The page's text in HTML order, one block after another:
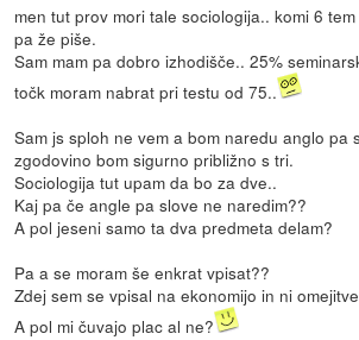
men tut prov mori tale sociologija.. komi 6
pa že piše.
Sam mam pa dobro izhodišče.. 25%
točk moram nabrat pri testu od 75..
Sam js sploh ne vem a bom naredu anglo pa
zgodovino bom sigurno približno s tri.
Sociologija tut upam da bo za dve..
Kaj pa če angle pa slove ne naredim??
A pol jeseni samo ta dva predmeta delam?
Pa a se moram še enkrat vpisat??
Zdej sem se vpisal na ekonomijo in ni
A pol mi čuvajo plac al ne?